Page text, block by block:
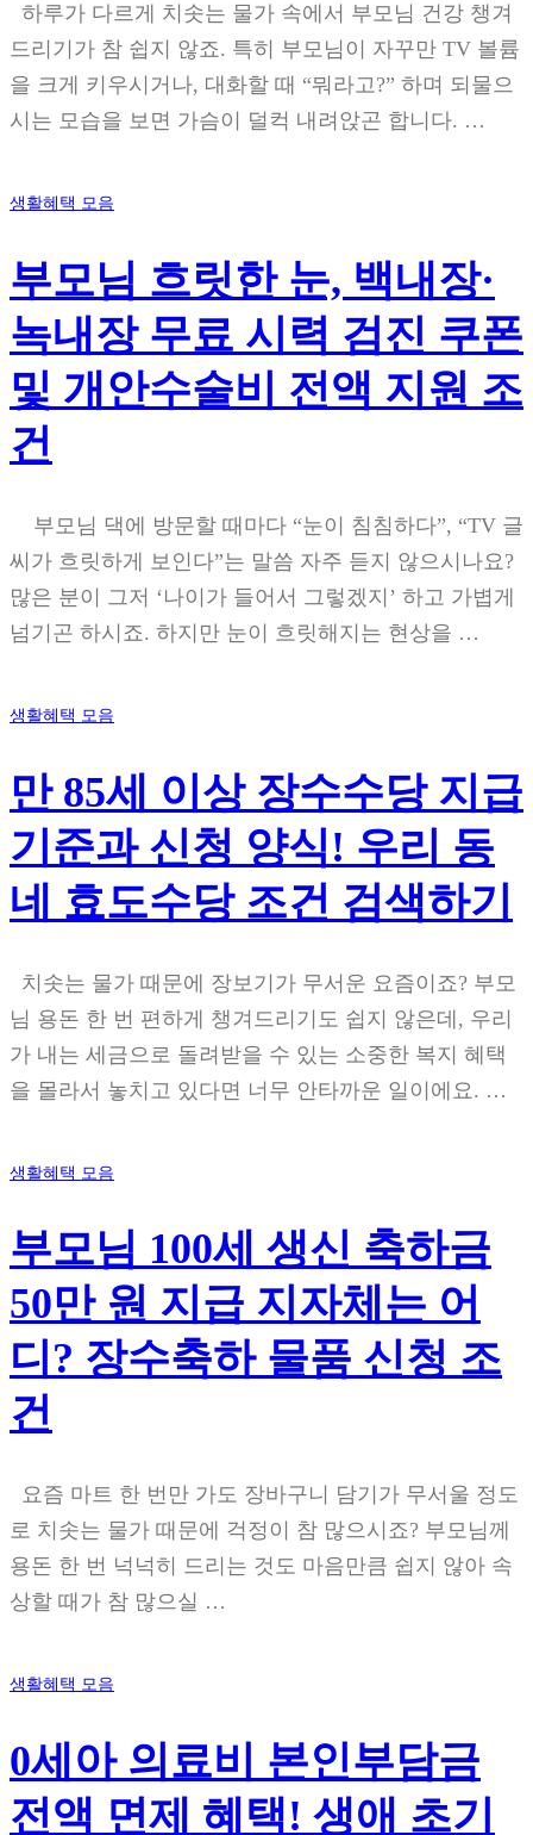
하루가 다르게 치솟는 물가 속에서 부모님 건강 챙겨
드리기가 참 쉽지 않죠. 특히 부모님이 자꾸만 TV 볼륨
을 크게 키우시거나, 대화할 때 “뭐라고?” 하며 되물으
시는 모습을 보면 가슴이 덜컥 내려앉곤 합니다. …
생활혜택 모음
부모님 흐릿한 눈, 백내장·
녹내장 무료 시력 검진 쿠폰
및 개안수술비 전액 지원 조
건
부모님 댁에 방문할 때마다 “눈이 침침하다”, “TV 글
씨가 흐릿하게 보인다”는 말씀 자주 듣지 않으시나요?
많은 분이 그저 ‘나이가 들어서 그렇겠지’ 하고 가볍게
넘기곤 하시죠. 하지만 눈이 흐릿해지는 현상을 …
생활혜택 모음
만 85세 이상 장수수당 지급
기준과 신청 양식! 우리 동
네 효도수당 조건 검색하기
치솟는 물가 때문에 장보기가 무서운 요즘이죠? 부모
님 용돈 한 번 편하게 챙겨드리기도 쉽지 않은데, 우리
가 내는 세금으로 돌려받을 수 있는 소중한 복지 혜택
을 몰라서 놓치고 있다면 너무 안타까운 일이에요. …
생활혜택 모음
부모님 100세 생신 축하금
50만 원 지급 지자체는 어
디? 장수축하 물품 신청 조
건
요즘 마트 한 번만 가도 장바구니 담기가 무서울 정도
로 치솟는 물가 때문에 걱정이 참 많으시죠? 부모님께
용돈 한 번 넉넉히 드리는 것도 마음만큼 쉽지 않아 속
상할 때가 참 많으실 …
생활혜택 모음
0세아 의료비 본인부담금
전액 면제 혜택! 생애 초기